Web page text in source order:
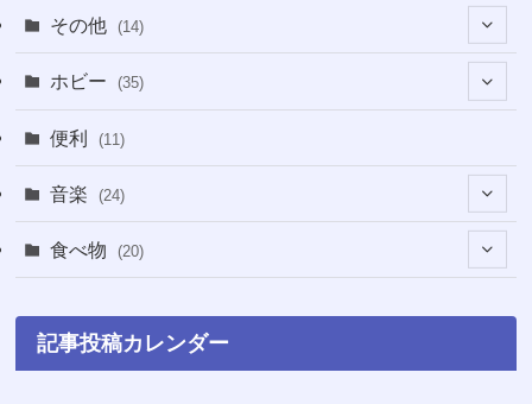
(1)
(3)
(12)
(4)
(7)
(22)
(8)
(5)
その他 (14)
(1)
ホビー (35)
便利 (11)
音楽 (24)
(18)
食べ物 (20)
(6)
記事投稿カレンダー